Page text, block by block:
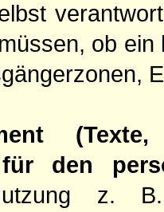
ob
den
z.